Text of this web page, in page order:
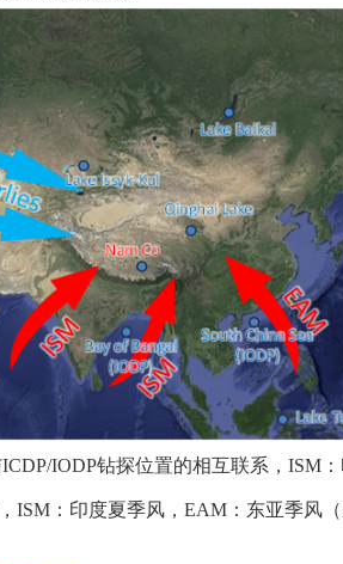
IODP钻探位置的相互联系，ISM
ISM：印度夏季风，EAM：东亚季风（